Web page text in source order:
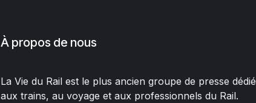
À propos de nous
La Vie du Rail est le plus ancien groupe de presse dédié
aux trains, au voyage et aux professionnels du Rail.